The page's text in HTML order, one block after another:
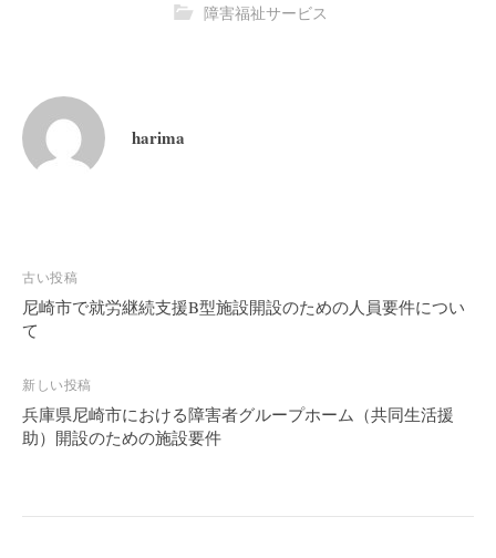
障害福祉サービス
harima
投
稿
ナ
ゲ
ー
シ
ン
古い投稿
尼崎市で就労継続支援B型施設開設のための人員要件につい
て
新しい投稿
兵庫県尼崎市における障害者グループホーム（共同生活援
助）開設のための施設要件